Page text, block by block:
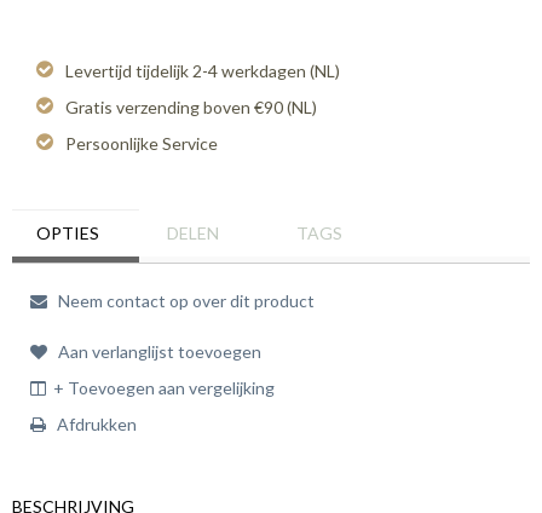
Levertijd tijdelijk 2-4 werkdagen (NL)
Gratis verzending boven €90 (NL)
Persoonlijke Service
OPTIES DELEN TAGS
Neem contact op over dit product
Aan verlanglijst toevoegen
+ Toevoegen aan vergelijking
Afdrukken
BESCHRIJVING